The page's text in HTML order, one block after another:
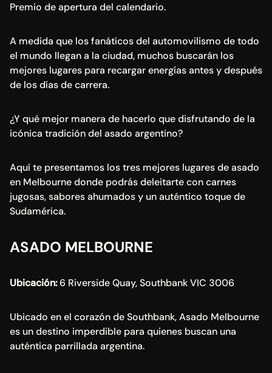
Premio de apertura del calendario.
A medida que los fanáticos del automovilismo de todo
el mundo llegan a la ciudad, muchos buscarán los
mejores lugares para recargar energías antes y después
de los días de carrera.
¿Y qué mejor manera de hacerlo que disfrutando de la
icónica tradición del asado argentino?
Aquí te presentamos los tres mejores lugares de asado
en Melbourne donde podrás deleitarte con carnes
jugosas, sabores ahumados y un auténtico toque de
Sudamérica.
ASADO MELBOURNE
Ubicación: 6 Riverside Quay, Southbank VIC 3006
Ubicado en el corazón de Southbank, Asado Melbourne
es un destino imperdible para quienes buscan una
auténtica parrillada argentina.